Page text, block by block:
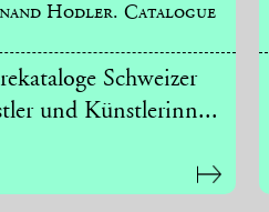
Hodler. Catalogue
Schweizer
und Künstlerinn...